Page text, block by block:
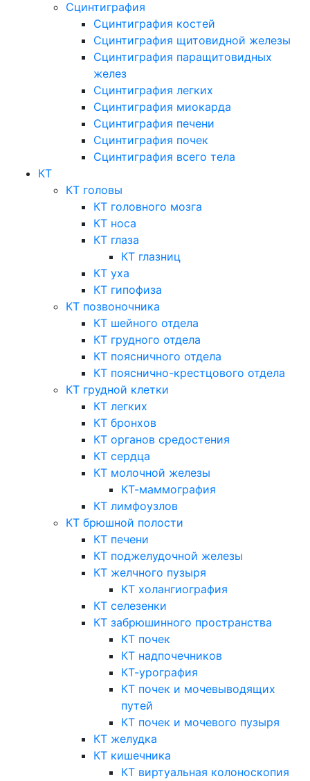
Сцинтиграфия
Сцинтиграфия костей
Сцинтиграфия щитовидной железы
Сцинтиграфия паращитовидных
желез
Сцинтиграфия легких
Сцинтиграфия миокарда
Сцинтиграфия печени
Сцинтиграфия почек
Сцинтиграфия всего тела
КТ
КТ головы
КТ головного мозга
КТ носа
КТ глаза
КТ глазниц
КТ уха
КТ гипофиза
КТ позвоночника
КТ шейного отдела
КТ грудного отдела
КТ поясничного отдела
КТ пояснично-крестцового отдела
КТ грудной клетки
КТ легких
КТ бронхов
КТ органов средостения
КТ сердца
КТ молочной железы
КТ-маммография
КТ лимфоузлов
КТ брюшной полости
КТ печени
КТ поджелудочной железы
КТ желчного пузыря
КТ холангиография
КТ селезенки
КТ забрюшинного пространства
КТ почек
КТ надпочечников
КТ-урография
КТ почек и мочевыводящих
путей
КТ почек и мочевого пузыря
КТ желудка
КТ кишечника
КТ виртуальная колоноскопия